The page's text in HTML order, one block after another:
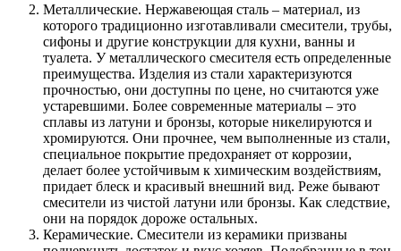
Металлические. Нержавеющая сталь – материал, из
которого традиционно изготавливали смесители, трубы,
сифоны и другие конструкции для кухни, ванны и
туалета. У металлического смесителя есть определенные
преимущества. Изделия из стали характеризуются
прочностью, они доступны по цене, но считаются уже
устаревшими. Более современные материалы – это
сплавы из латуни и бронзы, которые никелируются и
хромируются. Они прочнее, чем выполненные из стали,
специальное покрытие предохраняет от коррозии,
делает более устойчивым к химическим воздействиям,
придает блеск и красивый внешний вид. Реже бывают
смесители из чистой латуни или бронзы. Как следствие,
они на порядок дороже остальных.
Керамические. Смесители из керамики призваны